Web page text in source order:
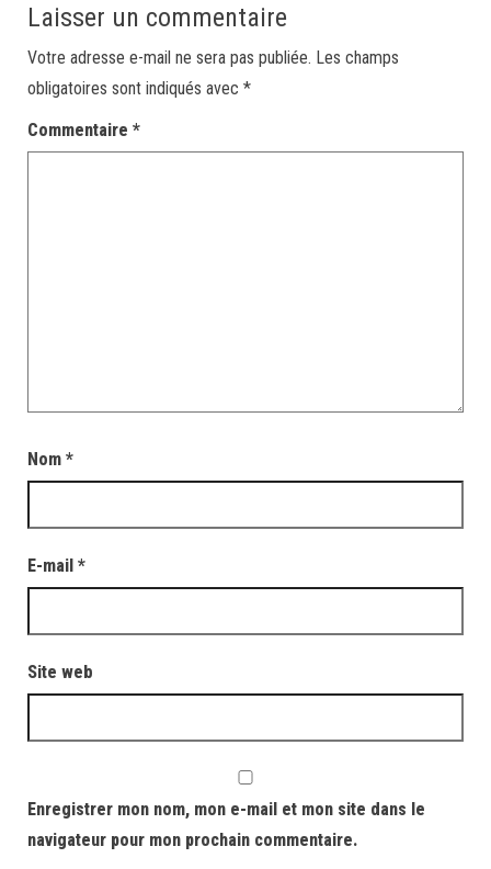
Laisser un commentaire
Votre adresse e-mail ne sera pas publiée. Les champs
obligatoires sont indiqués avec *
Commentaire *
Nom *
E-mail *
Site web
Enregistrer mon nom, mon e-mail et mon site dans le
navigateur pour mon prochain commentaire.